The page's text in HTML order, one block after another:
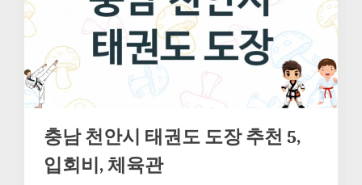
충남 천안시 태권도 도장 추천 5,
입회비, 체육관